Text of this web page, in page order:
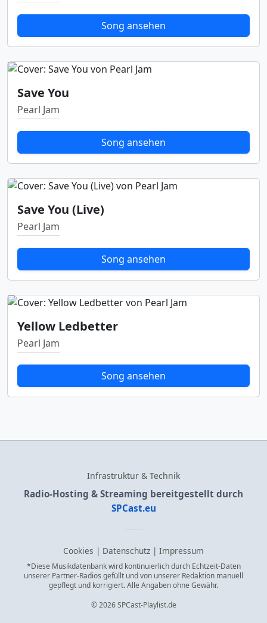
Song ansehen
Save You
Pearl Jam
Song ansehen
Save You (Live)
Pearl Jam
Song ansehen
Yellow Ledbetter
Pearl Jam
Song ansehen
Infrastruktur & Technik
Radio-Hosting & Streaming bereitgestellt durch
SPCast.eu
Cookies | Datenschutz | Impressum
*Diese Musikdatenbank wird kontinuierlich durch Echtzeit-Daten
unserer Partner-Radios gefüllt und von unserer Redaktion manuell
gepflegt und korrigiert. Alle Angaben ohne Gewähr.
© 2026 SPCast-Playlist.de